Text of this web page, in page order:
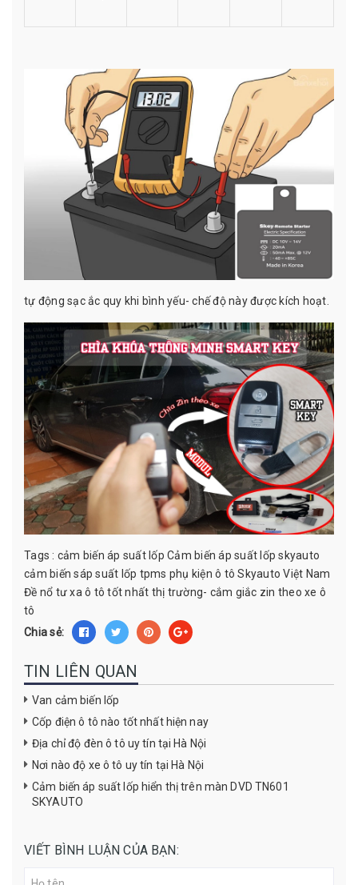
tự động sạc ắc quy khi bình yếu- chế độ này được kích hoạt.
Tags : cảm biến áp suất lốp Cảm biến áp suất lốp skyauto
cảm biến sáp suất lốp tpms phụ kiện ô tô Skyauto Việt Nam
Đề nổ tư xa ô tô tốt nhất thị trường- cắm giắc zin theo xe ô
tô
Chia sẻ:
TIN LIÊN QUAN
Van cảm biến lốp
Cốp điện ô tô nào tốt nhất hiện nay
Địa chỉ độ đèn ô tô uy tín tại Hà Nội
Nơi nào độ xe ô tô uy tín tại Hà Nội
Cảm biến áp suất lốp hiển thị trên màn DVD TN601
SKYAUTO
VIẾT BÌNH LUẬN CỦA BẠN: